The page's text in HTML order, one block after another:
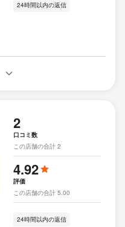
24時間以内の返信
2
口コミ数
この店舗の合計 2
4.92
評価
この店舗の合計 5.00
24時間以内の返信